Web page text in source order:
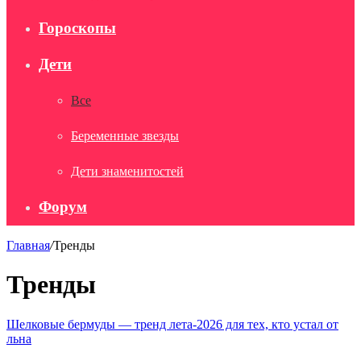
Гороскопы
Дети
Все
Беременные звезды
Дети знаменитостей
Форум
Главная/Тренды
Тренды
Шелковые бермуды — тренд лета-2026 для тех, кто устал от
льна